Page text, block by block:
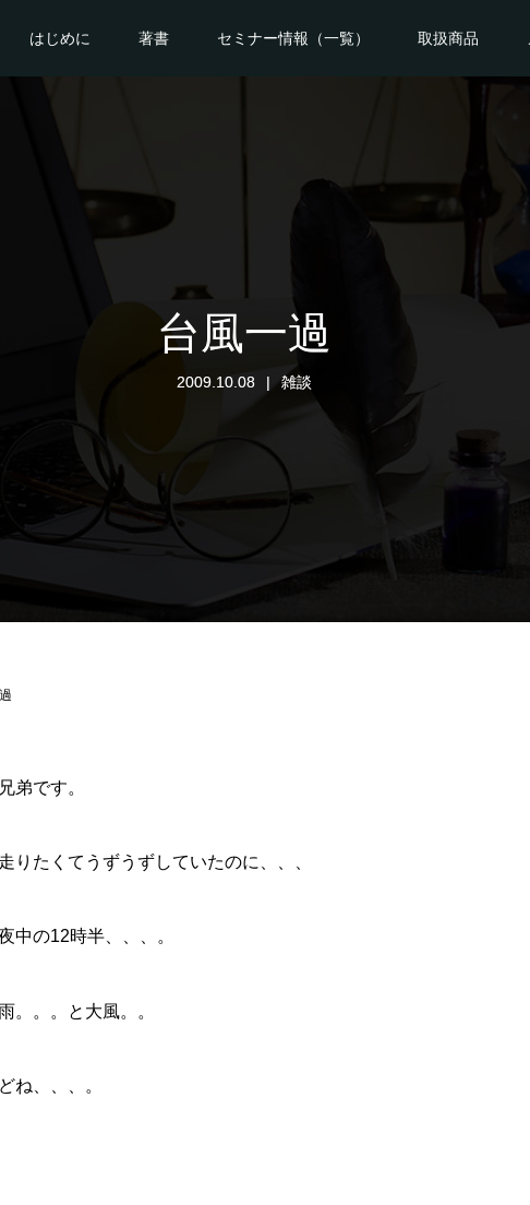
はじめに 著書 セミナー情報（一覧） 取扱商品
台風一過
2009.10.08 雑談
弟です。
りたくてうずうずしていたのに、、、
中の12時半、、、。
。。。と大風。。
ね、、、。